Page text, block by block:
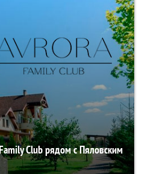
Club рядом с Пяловским